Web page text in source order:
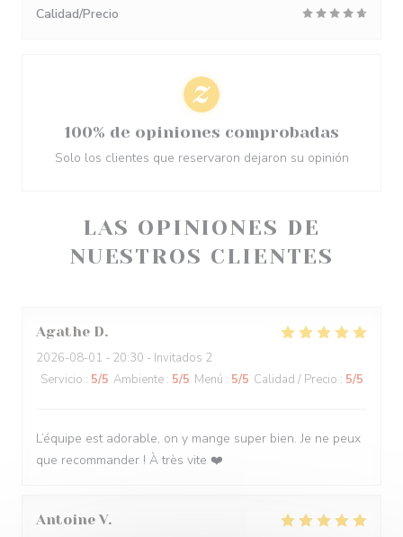
LAS OPINIONES DE
NUESTROS CLIENTES
Agathe D
2026-08-01 - 20:30 - Invitados 2
Servicio : 5/5 Ambiente : 5/5 Menú : 5/5 Calidad / Precio : 5/5
L’équipe est adorable, on y mange super bien. Je ne peux
que recommander ! À très vite ❤️
Antoine V
Calidad/Precio
100% de opiniones comprobadas
Solo los clientes que reservaron dejaron su opinión